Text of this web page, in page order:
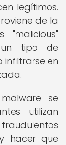
legítimos.
de la
un tipo de
en
se
utilizan
hacer que